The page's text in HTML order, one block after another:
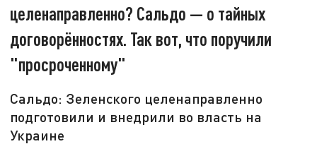
целенаправленно? Сальдо — о тайных
договорённостях. Так вот, что поручили
"просроченному"
Сальдо: Зеленского целенаправленно
подготовили и внедрили во власть на
Украине